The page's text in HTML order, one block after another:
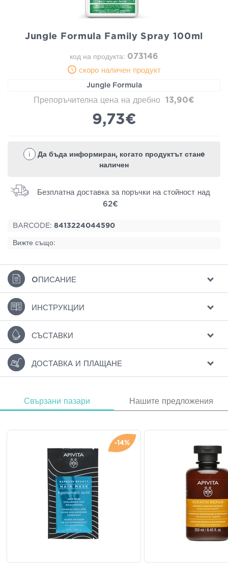
Jungle Formula Family Spray 100ml
код на продукта: 073146
скоро наличен продукт
Jungle Formula
Препоръчителна цена на дребно 13,90€
9,73€
i
Да бъда информиран, когато продуктът станe
наличен
Безплатна доставка за поръчки на стойност над
62€
BARCODE: 8413224044590
Вижте също:
ΟПИСАНИЕ
ИНСТРУКЦИИ
СЪСТАВКИ
ДОСТАВКА И ПЛАЩАНЕ
Свързани пазари Нашите предложения
-14%